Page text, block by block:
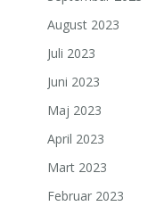
August 2023
Juli 2023
Juni 2023
Maj 2023
April 2023
Mart 2023
Februar 2023